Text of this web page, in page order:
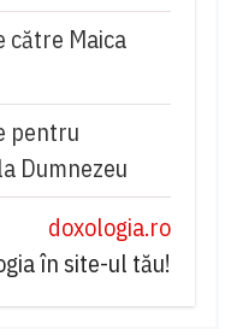
către Maica
pentru
Dumnezeu
doxologia.ro
în site-ul tău!